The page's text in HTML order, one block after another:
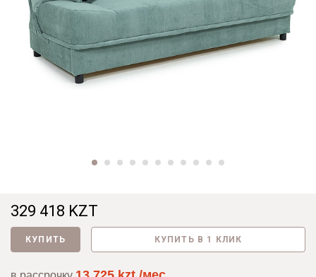
329 418 KZT
КУПИТЬ КУПИТЬ В 1 КЛИК